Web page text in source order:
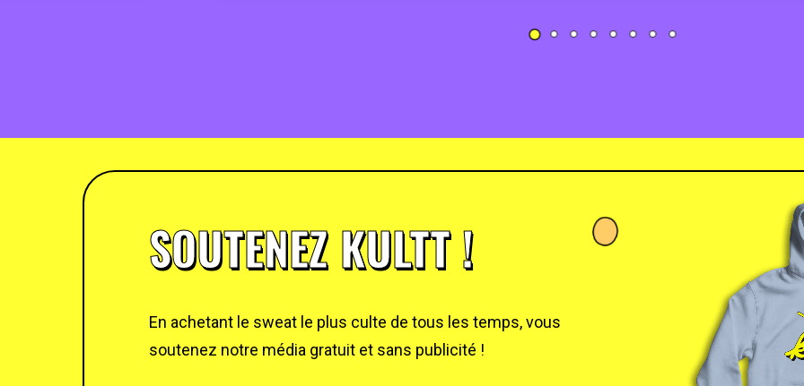
SOUTENEZ KULTT !
En achetant le sweat le plus culte de tous les temps, vous
soutenez notre média gratuit et sans publicité !